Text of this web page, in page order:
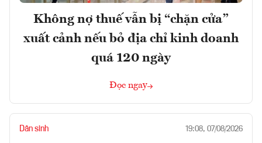
Không nợ thuế vẫn bị “chặn cửa”
xuất cảnh nếu bỏ địa chỉ kinh doanh
quá 120 ngày
Đọc ngay
Dân sinh 19:08, 07/08/2026